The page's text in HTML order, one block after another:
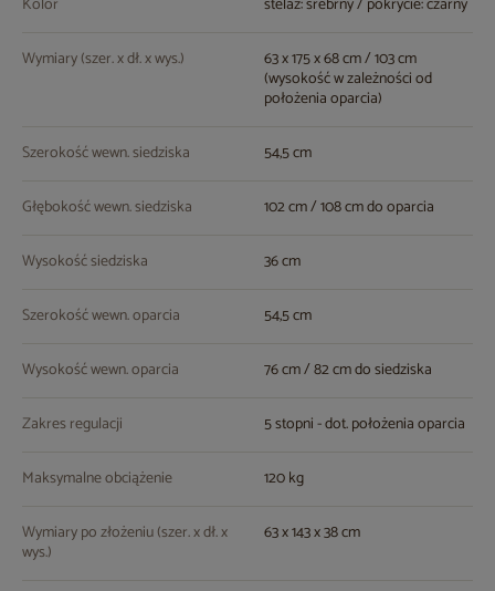
Kolor stelaż: srebrny / pokrycie: czarny
Wymiary (szer. x dł. x wys.) 63 x 175 x 68 cm / 103 cm
(wysokość w zależności od
położenia oparcia)
Szerokość wewn. siedziska 54,5 cm
Głębokość wewn. siedziska 102 cm / 108 cm do oparcia
Wysokość siedziska 36 cm
Szerokość wewn. oparcia 54,5 cm
Wysokość wewn. oparcia 76 cm / 82 cm do siedziska
Zakres regulacji 5 stopni - dot. położenia oparcia
Maksymalne obciążenie 120 kg
Wymiary po złożeniu (szer. x dł. x
wys.)
63 x 143 x 38 cm